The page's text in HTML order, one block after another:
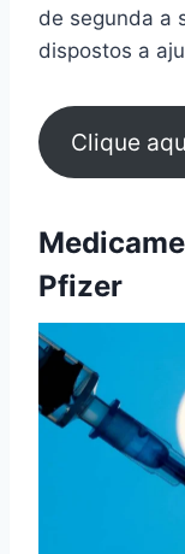
de segunda a
dispostos a
Clique
Pfizer